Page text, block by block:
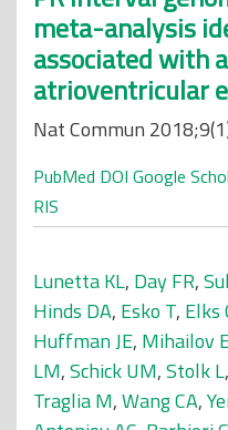
meta-analysis
associated with
atrioventricular
Nat Commun
PubMed DOI Google
RIS
Lunetta KL, Day FR,
Hinds DA, Esko T, Elks
Huffman JE, Mihailov
LM,Schick UM,Stolk L,
Traglia M,Wang CA,